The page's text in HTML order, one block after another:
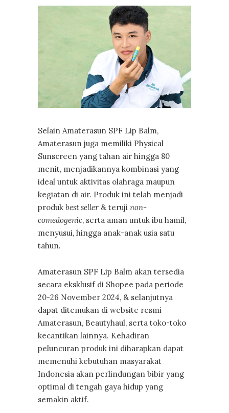
Selain Amaterasun SPF Lip Balm,
Amaterasun juga memiliki Physical
Sunscreen yang tahan air hingga 80
menit, menjadikannya kombinasi yang
ideal untuk aktivitas olahraga maupun
kegiatan di air. Produk ini telah menjadi
produk best seller & teruji non-
comedogenic, serta aman untuk ibu hamil,
menyusui, hingga anak-anak usia satu
tahun.
Amaterasun SPF Lip Balm akan tersedia
secara eksklusif di Shopee pada periode
20-26 November 2024, & selanjutnya
dapat ditemukan di website resmi
Amaterasun, Beautyhaul, serta toko-toko
kecantikan lainnya. Kehadiran
peluncuran produk ini diharapkan dapat
memenuhi kebutuhan masyarakat
Indonesia akan perlindungan bibir yang
optimal di tengah gaya hidup yang
semakin aktif.